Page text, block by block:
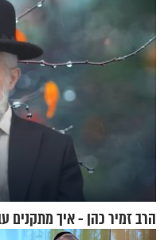
הרב זמיר כהן - איך מתקנים